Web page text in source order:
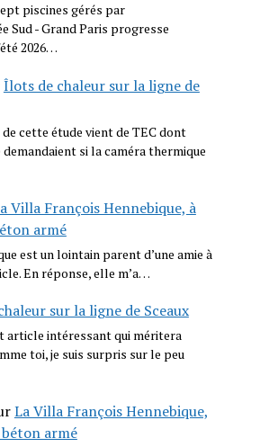
piscines gérés par
Sud - Grand Paris progresse
2026…
Îlots de chaleur sur la ligne de
de cette étude vient de TEC dont
si la caméra thermique
Villa François Hennebique, à
armé
est un lointain parent d’une amie à
En réponse, elle m’a…
sur la ligne de Sceaux
article intéressant qui méritera
toi, je suis surpris sur le peu
La Villa François Hennebique,
armé